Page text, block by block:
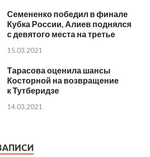
Семененко победил в финале
Кубка России, Алиев поднялся
с девятого места на третье
15.03.2021
Тарасова оценила шансы
Косторной на возвращение
к Тутберидзе
14.03.2021